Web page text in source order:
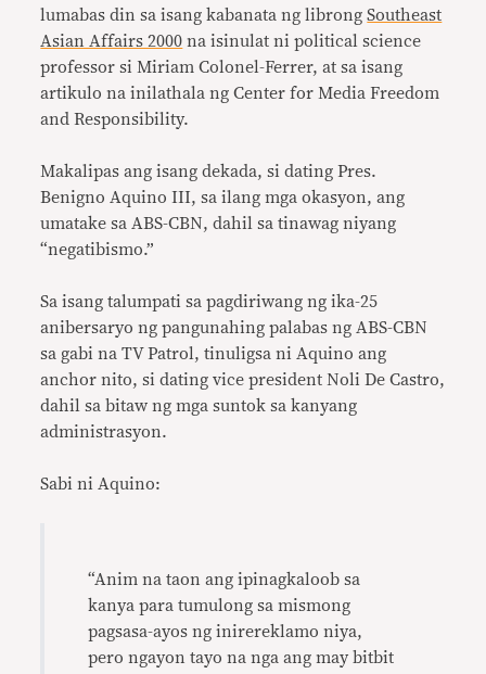
lumabas din sa isang kabanata ng librongSoutheast
Asian Affairs 2000 na isinulat ni political science
professor si Miriam Colonel-Ferrer, at sa isang
artikulo na inilathala ng Center for Media Freedom
and Responsibility.
Makalipas ang isang dekada, si dating Pres.
Benigno Aquino III, sa ilang mga okasyon, ang
umatake sa ABS-CBN, dahil sa tinawag niyang
“negatibismo.”
Sa isang talumpati sa pagdiriwang ng ika-25
anibersaryo ng pangunahing palabas ng ABS-CBN
sa gabi na TV Patrol, tinuligsa ni Aquino ang
anchor nito, si dating vice president Noli De Castro,
dahil sa bitaw ng mga suntok sa kanyang
administrasyon.
Sabi ni Aquino:
“Anim na taon ang ipinagkaloob sa
kanya para tumulong sa mismong
pagsasa-ayos ng inirereklamo niya,
pero ngayon tayo na nga ang may bitbit